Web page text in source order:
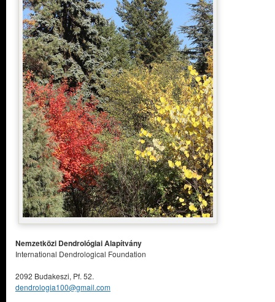
Nemzetközi Dendrológiai Alapítvány
International Dendrological Foundation
2092 Budakeszi, Pf. 52.
dendrologia100@gmail.com